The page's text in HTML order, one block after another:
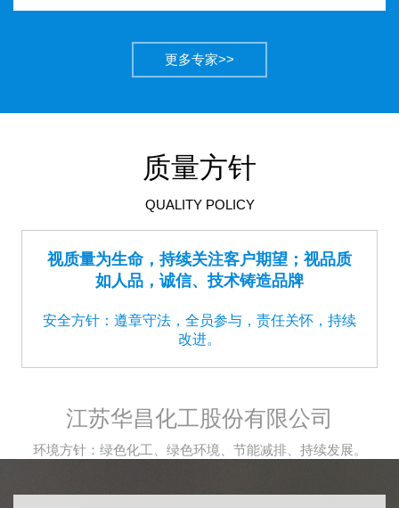
市有突出贡献中青年专...
更多专家>>
质量方针
QUALITY POLICY
视质量为生命，持续关注客户期望；视品质
如人品，诚信、技术铸造品牌
安全方针：遵章守法，全员参与，责任关怀，持续
改进。
江苏华昌化工股份有限公司
环境方针：绿色化工、绿色环境、节能减排、持续发展。